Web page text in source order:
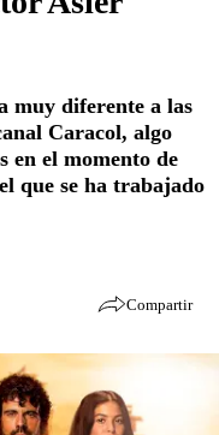
muy diferente a las
Caracol, algo
en el momento de
que se ha trabajado
Compartir